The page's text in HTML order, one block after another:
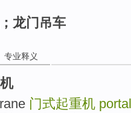
龙门吊车
专业释义
门式起重机